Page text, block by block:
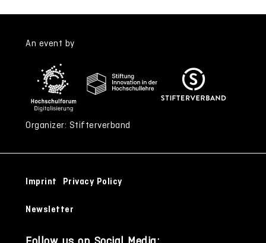
An event by
Organizer: Stifterverband
Imprint Privacy Policy
Newsletter